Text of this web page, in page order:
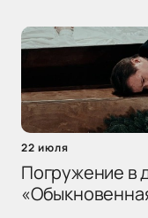
22 июля
Погружение в